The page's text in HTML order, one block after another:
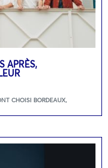
APRÈS,
CHOISI BORDEAUX,